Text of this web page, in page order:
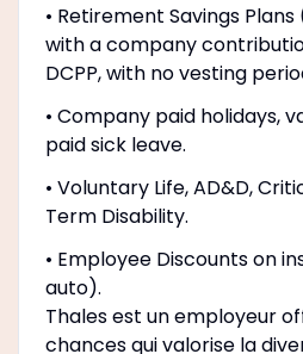
• Retirement Savings Plans
with a company
DCPP, with no vesting
• Company paid holidays,
paid sick leave.
• Voluntary Life, AD&D,
Term Disability.
• Employee Discounts on
auto).
Thales est un employeur
chances qui valorise la